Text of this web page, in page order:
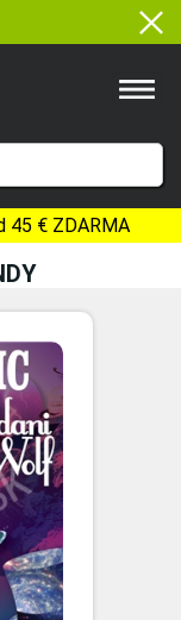
45 € ZDARMA